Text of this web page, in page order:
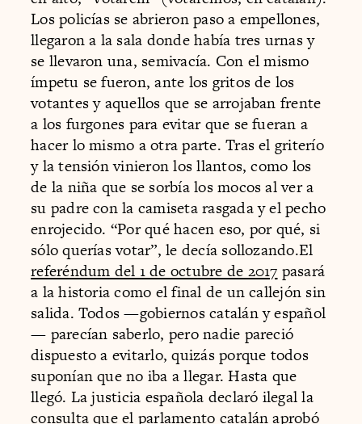
Los policías se abrieron paso a empellones,
llegaron a la sala donde había tres urnas y
se llevaron una, semivacía. Con el mismo
ímpetu se fueron, ante los gritos de los
votantes y aquellos que se arrojaban frente
a los furgones para evitar que se fueran a
hacer lo mismo a otra parte. Tras el griterío
y la tensión vinieron los llantos, como los
de la niña que se sorbía los mocos al ver a
su padre con la camiseta rasgada y el pecho
enrojecido. “Por qué hacen eso, por qué, si
sólo querías votar”, le decía sollozando.El
referéndum del 1 de octubre de 2017 pasará
a la historia como el final de un callejón sin
salida. Todos —gobiernos catalán y español
— parecían saberlo, pero nadie pareció
dispuesto a evitarlo, quizás porque todos
suponían que no iba a llegar. Hasta que
llegó. La justicia española declaró ilegal la
consulta que el parlamento catalán aprobó